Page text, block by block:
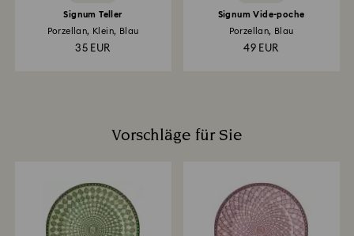
Signum Teller
Porzellan, Klein, Blau
35 EUR
Signum Vide-poche
Porzellan, Blau
49 EUR
Vorschläge für Sie